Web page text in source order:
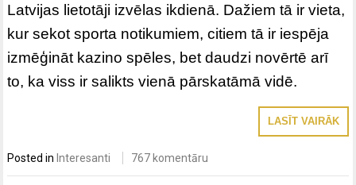
Latvijas lietotāji izvēlas ikdienā. Dažiem tā ir vieta,
kur sekot sporta notikumiem, citiem tā ir iespēja
izmēģināt kazino spēles, bet daudzi novērtē arī
to, ka viss ir salikts vienā pārskatāmā vidē.
LASĪT VAIRĀK
Posted in Interesanti 767 komentāru